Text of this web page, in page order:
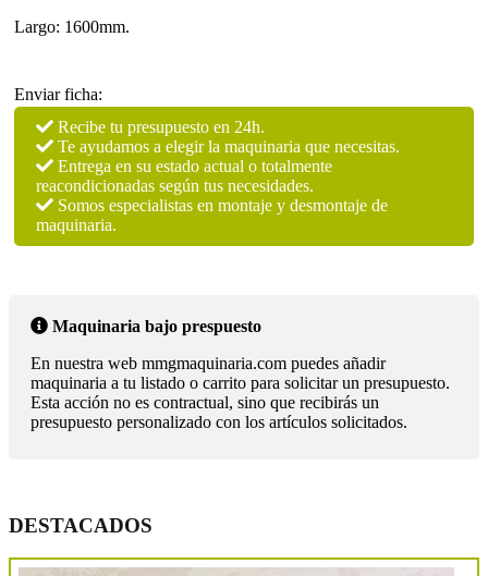
Largo: 1600mm.
Enviar ficha:
Recibe tu presupuesto en 24h.
Te ayudamos a elegir la maquinaria que necesitas.
Entrega en su estado actual o totalmente
reacondicionadas según tus necesidades.
Somos especialistas en montaje y desmontaje de
maquinaria.
Maquinaria bajo prespuesto
En nuestra web mmgmaquinaria.com puedes añadir
maquinaria a tu listado o carrito para solicitar un presupuesto.
Esta acción no es contractual, sino que recibirás un
presupuesto personalizado con los artículos solicitados.
DESTACADOS